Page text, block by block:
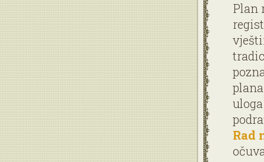
Plan
Rad